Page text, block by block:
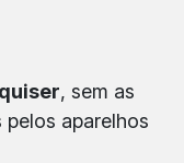
, sem as
aparelhos